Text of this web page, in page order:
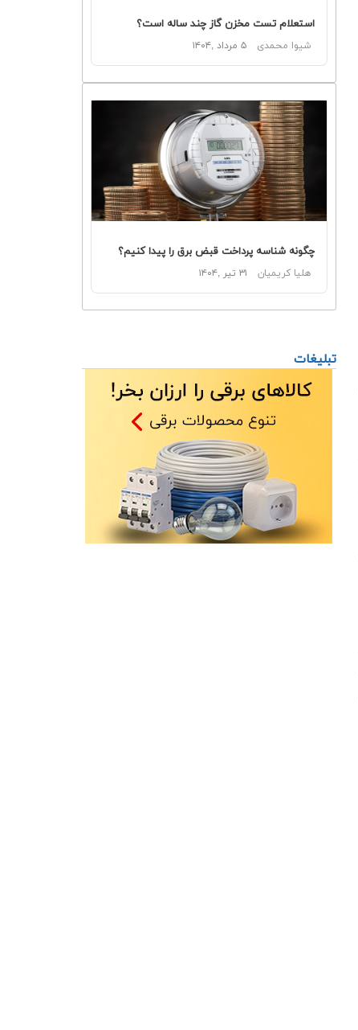
استعلام تست مخزن گاز چند ساله است؟
شیوا محمدی ۵ مرداد ,۱۴۰۴
چگونه شناسه پرداخت قبض برق را پیدا کنیم؟
هلیا کریمیان ۳۱ تیر ,۱۴۰۴
تبلیغات